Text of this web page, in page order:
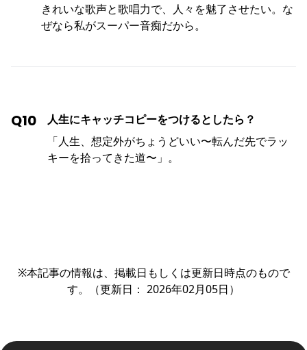
きれいな歌声と歌唱力で、人々を魅了させたい。な
ぜなら私がスーパー音痴だから。
Q10
人生にキャッチコピーをつけるとしたら？
「人生、想定外がちょうどいい〜転んだ先でラッ
キーを拾ってきた道〜」。
※本記事の情報は、掲載日もしくは更新日時点のもので
す。（更新日： 2026年02月05日）